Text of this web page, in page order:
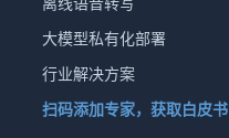
大模型私有化部署
行业解决方案
扫码添加专家，获取白皮书